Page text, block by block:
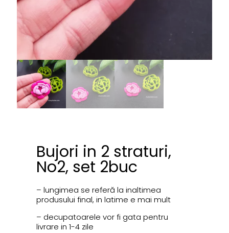
Bujori in 2 straturi,
No2, set 2buc
– lungimea se referă la inaltimea
produsului final, in latime e mai mult
– decupatoarele vor fi gata pentru
livrare in 1-4 zile